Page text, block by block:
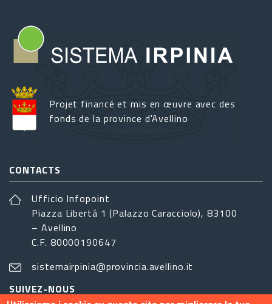
Projet financé et mis en œuvre avec des
fonds de la province d'Avellino
CONTACTS
Ufficio Infopoint
Piazza Libertá 1 (Palazzo Caracciolo), 83100
– Avellino
C.F. 80000190647
sistemairpinia@provincia.avellino.it
SUIVEZ-NOUS